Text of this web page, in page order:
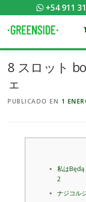
+54 911
al
contenido
PACKS
CONTACTANOS MI
8 スロット
ェ
PUBLICADO EN 1
私は
2
ナジコル